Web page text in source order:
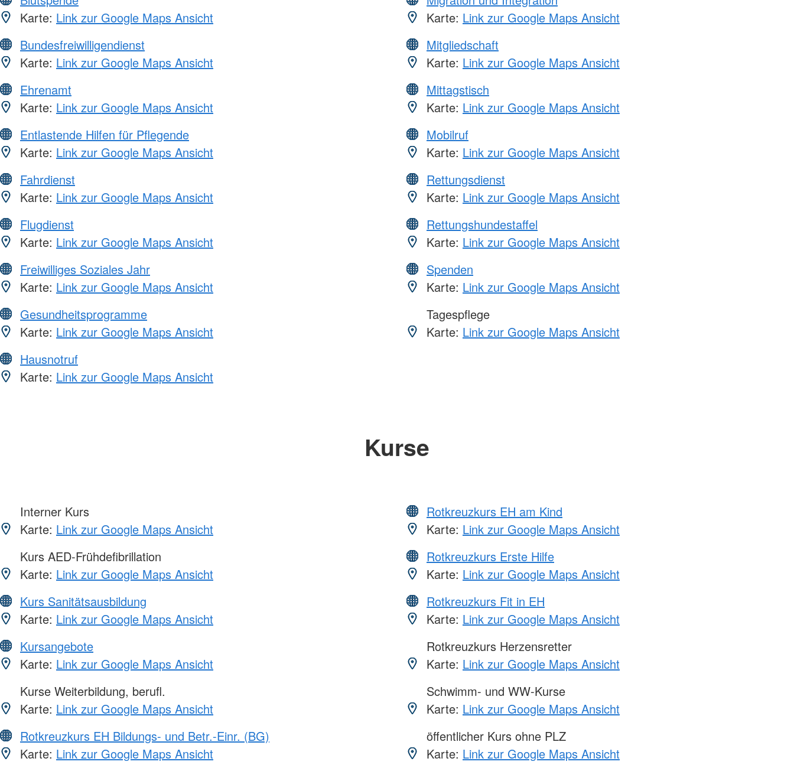
Karte: Link zur Google Maps Ansicht
Bundesfreiwilligendienst
Karte: Link zur Google Maps Ansicht
Ehrenamt
Karte: Link zur Google Maps Ansicht
Entlastende Hilfen für Pflegende
Karte: Link zur Google Maps Ansicht
Fahrdienst
Karte: Link zur Google Maps Ansicht
Flugdienst
Karte: Link zur Google Maps Ansicht
Freiwilliges Soziales Jahr
Karte: Link zur Google Maps Ansicht
Gesundheitsprogramme
Karte: Link zur Google Maps Ansicht
Hausnotruf
Karte: Link zur Google Maps Ansicht
Karte: Link zur Google Maps Ansicht
Mitgliedschaft
Karte: Link zur Google Maps Ansicht
Mittagstisch
Karte: Link zur Google Maps Ansicht
Mobilruf
Karte: Link zur Google Maps Ansicht
Rettungsdienst
Karte: Link zur Google Maps Ansicht
Rettungshundestaffel
Karte: Link zur Google Maps Ansicht
Spenden
Karte: Link zur Google Maps Ansicht
Tagespflege
Karte: Link zur Google Maps Ansicht
Kurse
Interner Kurs
Karte: Link zur Google Maps Ansicht
Kurs AED-Frühdefibrillation
Karte: Link zur Google Maps Ansicht
Kurs Sanitätsausbildung
Karte: Link zur Google Maps Ansicht
Kursangebote
Karte: Link zur Google Maps Ansicht
Kurse Weiterbildung, berufl.
Karte: Link zur Google Maps Ansicht
Rotkreuzkurs EH Bildungs- und Betr.-Einr. (BG)
Karte: Link zur Google Maps Ansicht
Rotkreuzkurs EH am Kind
Karte: Link zur Google Maps Ansicht
Rotkreuzkurs Erste Hilfe
Karte: Link zur Google Maps Ansicht
Rotkreuzkurs Fit in EH
Karte: Link zur Google Maps Ansicht
Rotkreuzkurs Herzensretter
Karte: Link zur Google Maps Ansicht
Schwimm- und WW-Kurse
Karte: Link zur Google Maps Ansicht
öffentlicher Kurs ohne PLZ
Karte: Link zur Google Maps Ansicht